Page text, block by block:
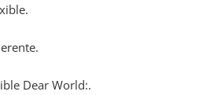
Dear World:.